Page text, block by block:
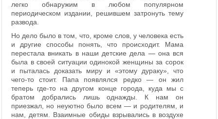
легко обнаружим в любом популярном
периодическом издании, решившем затронуть тему
развода.
Но дело было в том, что, кроме слов, у человека есть
и другие способы понять, что происходит. Мама
перестала вникать в наши детские дела — она вся
была в своей ситуации одинокой женщины за сорок
и пыталась доказать миру и «этому дураку», что
чего-то стоит. Папа появлялся редко — он жил
теперь где-то на другом конце города, куда мы с
братом добрались лишь однажды. К нам он
приезжал, но неуютно было всем — и родителям, и
нам, детям. Взаимные обиды взрывались в воздухе